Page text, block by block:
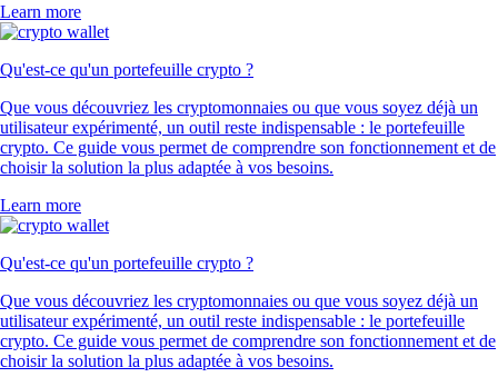
Learn more
Qu'est-ce qu'un portefeuille crypto ?
Que vous découvriez les cryptomonnaies ou que vous soyez déjà un
utilisateur expérimenté, un outil reste indispensable : le portefeuille
crypto. Ce guide vous permet de comprendre son fonctionnement et de
choisir la solution la plus adaptée à vos besoins.
Learn more
Qu'est-ce qu'un portefeuille crypto ?
Que vous découvriez les cryptomonnaies ou que vous soyez déjà un
utilisateur expérimenté, un outil reste indispensable : le portefeuille
crypto. Ce guide vous permet de comprendre son fonctionnement et de
choisir la solution la plus adaptée à vos besoins.